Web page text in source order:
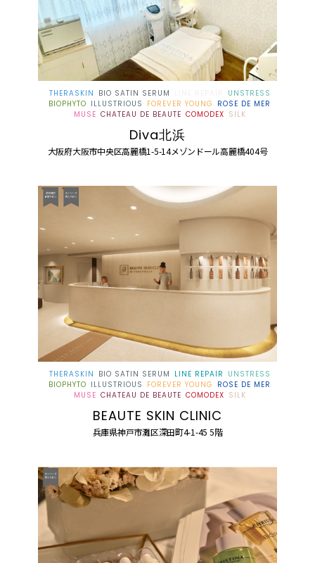
THERASKIN BIO SATIN SERUM
UNSTRESS
BIOPHYTO ILLUSTRIOUS FOREVER YOUNG ROSE DE MER
MUSE CHATEAU DE BEAUTE COMODEX SILK
Diva北浜
大阪府大阪市中央区高麗橋1-5-14メゾンドール高麗橋404号
THERASKIN BIO SATIN SERUM LINE REPAIR UNSTRESS
BIOPHYTO ILLUSTRIOUS FOREVER YOUNG ROSE DE MER
MUSE CHATEAU DE BEAUTE COMODEX SILK
BEAUTE SKIN CLINIC
兵庫県神戸市灘区深田町4-1-45 5階